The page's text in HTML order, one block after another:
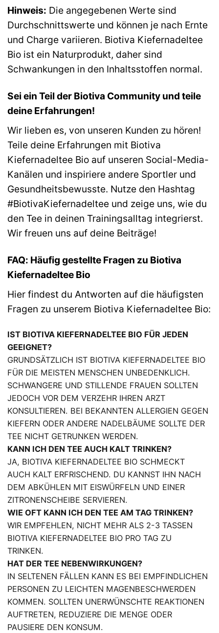
Hinweis: Die angegebenen Werte sind
Durchschnittswerte und können je nach Ernte
und Charge variieren. Biotiva Kiefernadeltee
Bio ist ein Naturprodukt, daher sind
Schwankungen in den Inhaltsstoffen normal.
Sei ein Teil der Biotiva Community und teile
deine Erfahrungen!
Wir lieben es, von unseren Kunden zu hören!
Teile deine Erfahrungen mit Biotiva
Kiefernadeltee Bio auf unseren Social-Media-
Kanälen und inspiriere andere Sportler und
Gesundheitsbewusste. Nutze den Hashtag
#BiotivaKiefernadeltee und zeige uns, wie du
den Tee in deinen Trainingsalltag integrierst.
Wir freuen uns auf deine Beiträge!
FAQ: Häufig gestellte Fragen zu Biotiva
Kiefernadeltee Bio
Hier findest du Antworten auf die häufigsten
Fragen zu unserem Biotiva Kiefernadeltee Bio:
IST BIOTIVA KIEFERNADELTEE BIO FÜR JEDEN
GEEIGNET?
GRUNDSÄTZLICH IST BIOTIVA KIEFERNADELTEE BIO
FÜR DIE MEISTEN MENSCHEN UNBEDENKLICH.
SCHWANGERE UND STILLENDE FRAUEN SOLLTEN
JEDOCH VOR DEM VERZEHR IHREN ARZT
KONSULTIEREN. BEI BEKANNTEN ALLERGIEN GEGEN
KIEFERN ODER ANDERE NADELBÄUME SOLLTE DER
TEE NICHT GETRUNKEN WERDEN.
KANN ICH DEN TEE AUCH KALT TRINKEN?
JA, BIOTIVA KIEFERNADELTEE BIO SCHMECKT
AUCH KALT ERFRISCHEND. DU KANNST IHN NACH
DEM ABKÜHLEN MIT EISWÜRFELN UND EINER
ZITRONENSCHEIBE SERVIEREN.
WIE OFT KANN ICH DEN TEE AM TAG TRINKEN?
WIR EMPFEHLEN, NICHT MEHR ALS 2-3 TASSEN
BIOTIVA KIEFERNADELTEE BIO PRO TAG ZU
TRINKEN.
HAT DER TEE NEBENWIRKUNGEN?
IN SELTENEN FÄLLEN KANN ES BEI EMPFINDLICHEN
PERSONEN ZU LEICHTEN MAGENBESCHWERDEN
KOMMEN. SOLLTEN UNERWÜNSCHTE REAKTIONEN
AUFTRETEN, REDUZIERE DIE MENGE ODER
PAUSIERE DEN KONSUM.